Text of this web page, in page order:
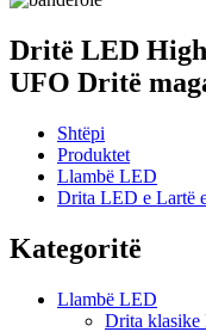
Dritë LED
UFO Dritë
Shtëpi
Produktet
Llambë LED
Drita LED e Lartë
Kategoritë
Llambë LED
Drita klasike